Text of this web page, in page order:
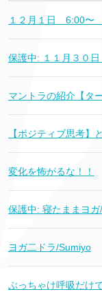
１２月１日 6:00〜
保護中: １１月３０
マントラの紹介【タ
【ポジティブ思考】
変化を怖がるな！！
保護中: 寝たままヨ
ヨガ二ドラ/Sumiyo
ぶっちゃけ呼吸だけ